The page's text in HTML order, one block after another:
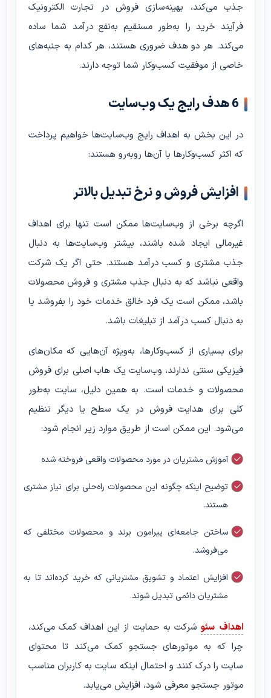
جذب می‌کند، بهینه‌سازی فروش در تجارت الکترونیک
فرآیند خرید را به‌طور مستقیم به‌نفع درآمد شما ساده
می‌کند. هر دو هدف ضروری هستند، هر کدام به جنبه‌های
خاصی از موفقیت کسب‌وکار شما توجه دارند.
6 هدف رایج یک وب‌سایت
در این بخش به اهداف رایج وب‌سایت‌ها خواهیم پرداخت
که اکثر کسب‌وکارها با آن‌ها روبه‌رو هستند:
افزایش فروش و نرخ تبدیل بالاتر
اگرچه برخی از وب‌سایت‌ها ممکن است تنها برای اهداف
غیرمالی ایجاد شده باشند، بیشتر وب‌سایت‌ها به دنبال
جذب مشتری و کسب درآمد هستند. حتی اگر یک شرکت
واقعی نباشد که به دنبال جذب مشتری و فروش محصولات
باشد، ممکن است یک فرد خالق خدمات خود را بفروشد یا
به دنبال کسب درآمد از تبلیغات باشد.
برای بسیاری از کسب‌وکارها، به‌ویژه آن‌هایی که مکان‌های
فیزیکی سنتی ندارند، وب‌سایت یک هاب اصلی برای فروش
محصولات و خدمات است. به همین دلیل، سایت به‌طور
کلی برای هدایت فروش در یک سطح یا دیگر تنظیم
می‌شود. این ممکن است از طریق موارد زیر انجام شود:
آموزش مشتریان در مورد محصولات واقعی فروخته شده
توضیح اینکه چگونه این محصولات راه‌حلی برای نیاز مشتری
هستند.
ساختن جامعه‌ای پیرامون برند و محصولات مختلفی که
می‌فروشد.
افزایش اعتماد و تشویق مشتریانی که خرید کرده‌اند تا به
مشتریان دائمی تبدیل شوند.
اهداف سئو شرکت به حمایت از این اهداف کمک می‌کند،
چرا که به موتورهای جستجو کمک می‌کند تا محتوای
سایت را درک کنند و احتمال اینکه سایت به کاربران مناسب
موتور جستجو معرفی شود، افزایش می‌یابد.